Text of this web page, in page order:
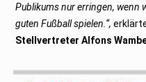
Publikums nur erringen, wenn
guten Fußball spielen.“,
Stellvertreter Alfons